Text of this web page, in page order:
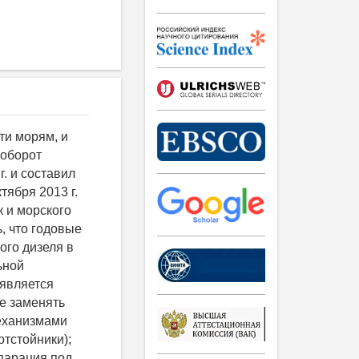
рассчитывают количество параллельно работающих гидроциклонов. 3. По характеристикам механических примесей (концентрация, магнитная восприимчивость, средний размер частицы и её плотность) находят среднюю напряженность магнитного поля [10]. 4. В связи с тем, что среднее значение напряженности магнитного поля примерно в 3 раза меньше, чем напряженность магнитного поля в магнитопроводе, напряженность магнитного поля, создаваемого катушкой, определяют по следующей формуле: . Сечение магнитопровода и величину магнитного потока находят по формулам (2) и (3). Из уравнения (4) определяют толщину материалов на отдельных участках магнитопровода. 5. Зная напряженность магнитного поля, которое необходимо создать, по вебер-амперной характеристике определяют значение I·W. Диаметр провода катушки выбирают исходя из максимальной плотности тока. В зависимости от сечения провода меняется питающее напряжение катушки. Плотность тока, обеспечивающая номинальный режим работы без перегрева обмотки для обмоточного провода при нормальных условиях, J = 2,5 А/мм2. 6. Произвольно задавшись диаметром провода, рассчитывают ток, проходящий через провод, А: где S - площадь поперечного сечения провода, мм2; d - диаметр провода, мм